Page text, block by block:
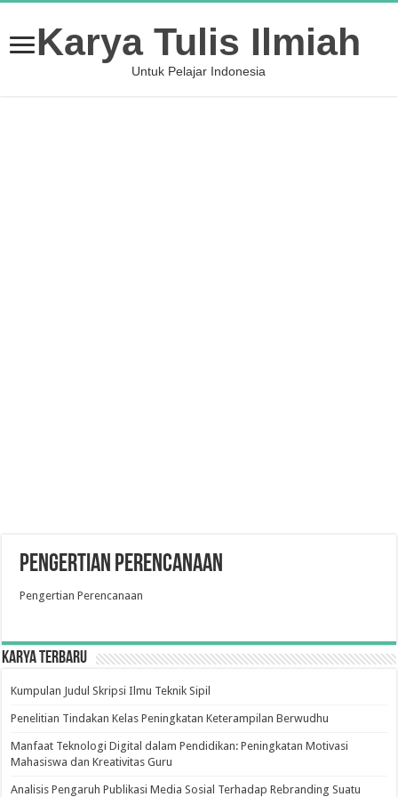
Karya Tulis Ilmiah
Untuk Pelajar Indonesia
Pengertian Perencanaan
Pengertian Perencanaan
Karya Terbaru
Kumpulan Judul Skripsi Ilmu Teknik Sipil
Penelitian Tindakan Kelas Peningkatan Keterampilan Berwudhu
Manfaat Teknologi Digital dalam Pendidikan: Peningkatan Motivasi
Mahasiswa dan Kreativitas Guru
Analisis Pengaruh Publikasi Media Sosial Terhadap Rebranding Suatu